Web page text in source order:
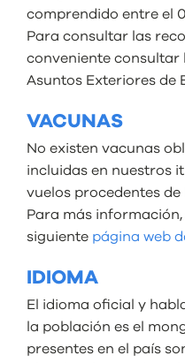
comprendido entre el
Para consultar las
conveniente consultar
Asuntos Exteriores de
VACUNAS
No existen vacunas
incluidas en nuestros
vuelos procedentes de
Para más
siguiente página web
IDIOMA
El idioma oficial y
la población es el
presentes en el país